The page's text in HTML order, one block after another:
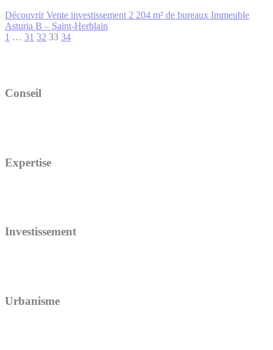
Découvrir Vente investissement 2 204 m² de bureaux Immeuble
Asturia B – Saint-Herblain
1 … 31 32 33 34
Conseil
Expertise
Investissement
Urbanisme